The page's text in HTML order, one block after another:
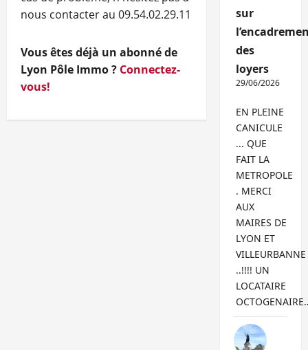
nous contacter au 09.54.02.29.11
Vous êtes déjà un abonné de
Lyon Pôle Immo ? Connectez-
vous!
sur
des
loyers
29/06/2026
EN PLEINE
CANICULE
... QUE
FAIT LA
METROPOLE
. MERCI
AUX
MAIRES DE
LYON ET
VILLEURBANNE
..!!!! UN
LOCATAIRE